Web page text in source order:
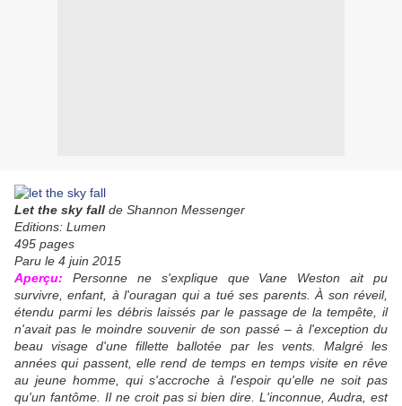
Let the sky fall de Shannon Messenger
Editions: Lumen
495 pages
Paru le 4 juin 2015
Aperçu: Personne ne s'explique que Vane Weston ait pu
survivre, enfant, à l'ouragan qui a tué ses parents. À son réveil,
étendu parmi les débris laissés par le passage de la tempête, il
n'avait pas le moindre souvenir de son passé – à l'exception du
beau visage d'une fillette ballotée par les vents. Malgré les
années qui passent, elle rend de temps en temps visite en rêve
au jeune homme, qui s'accroche à l'espoir qu'elle ne soit pas
qu'un fantôme. Il ne croit pas si bien dire. L'inconnue, Audra, est